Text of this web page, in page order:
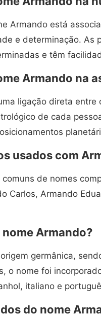
Armando está
e determinação. As
e têm
Armando na
ligação direta
de cada
usados com
de nomes
Carlos, Armando
Armando?
germânica,
o nome foi
italiano e
do nome